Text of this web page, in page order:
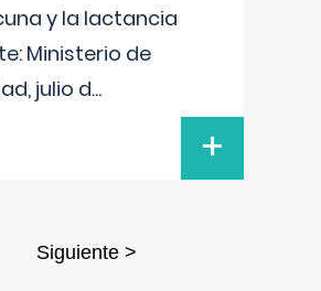
y la lactancia
Ministerio de
julio d...
+
Siguiente >